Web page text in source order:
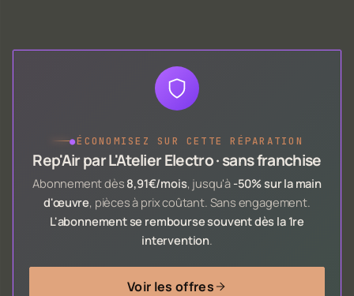
●ÉCONOMISEZ SUR CETTE RÉPARATION
Rep'Air par L'Atelier Electro · sans franchise
Abonnement dès 8,91€/mois, jusqu'à -50% sur la main
d'œuvre, pièces à prix coûtant. Sans engagement.
L'abonnement se rembourse souvent dès la 1re
intervention.
Voir les offres